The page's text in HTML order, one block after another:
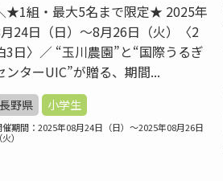
★1組・最大5名まで限定★ 2025年
24日（日）〜8月26日（火）〈2
3日〉／ “玉川農園”と“国際うるぎ
ンターUIC”が贈る、期間...
長野県 小学生
催期間：2025年08月24日（日）～2025年08月26日
（火）